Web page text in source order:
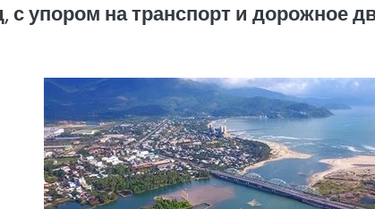
с упором на транспорт и дорожное